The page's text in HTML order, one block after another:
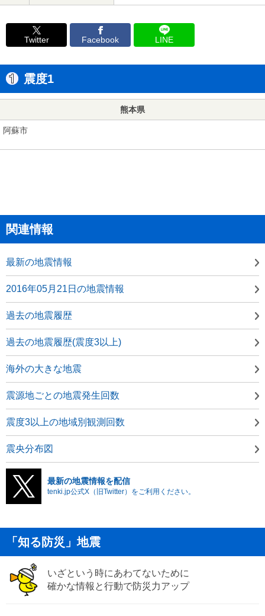
Twitter Facebook LINE
震度1
熊本県
阿蘇市
関連情報
最新の地震情報
2016年05月21日の地震情報
過去の地震履歴
過去の地震履歴(震度3以上)
海外の大きな地震
震源地ごとの地震発生回数
震度3以上の地域別観測回数
震央分布図
最新の地震情報を配信
tenki.jp公式X（旧Twitter）をご利用ください。
「知る防災」地震
いざという時にあわてないために
確かな情報と行動で防災力アップ